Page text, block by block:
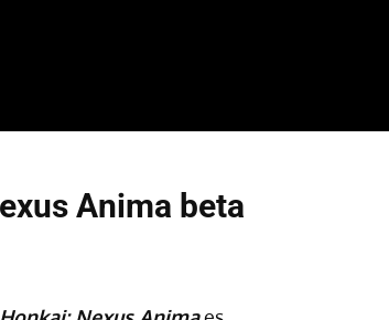
Anima beta